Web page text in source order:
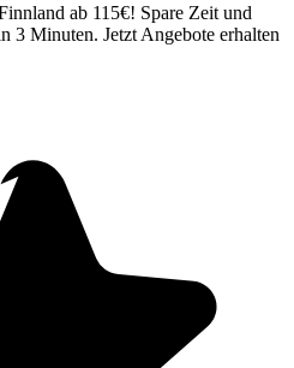
ab 115€! Spare Zeit und
3 Minuten. Jetzt Angebote erhalten